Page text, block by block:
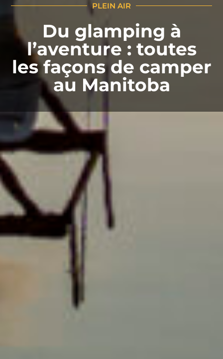
PLEIN AIR
Du glamping à
l’aventure : toutes
les façons de camper
au Manitoba